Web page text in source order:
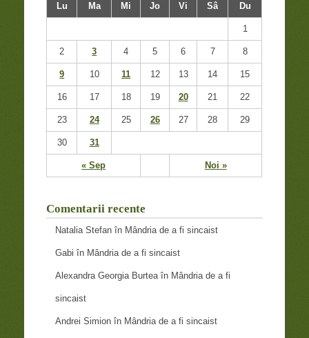
Lu
Ma Mi Jo Vi Sâ Du
« Sep Noi »
1
2 3 4 5 6 7 8
9 10 11 12 13 14 15
16 17 18 19 20 21 22
23 24 25 26 27 28 29
30 31
Comentarii recente
Natalia Stefan în Mândria de a fi sincaist
Gabi în Mândria de a fi sincaist
Alexandra Georgia Burteaîn Mândria de a fi
sincaist
Andrei Simion în Mândria de a fi sincaist